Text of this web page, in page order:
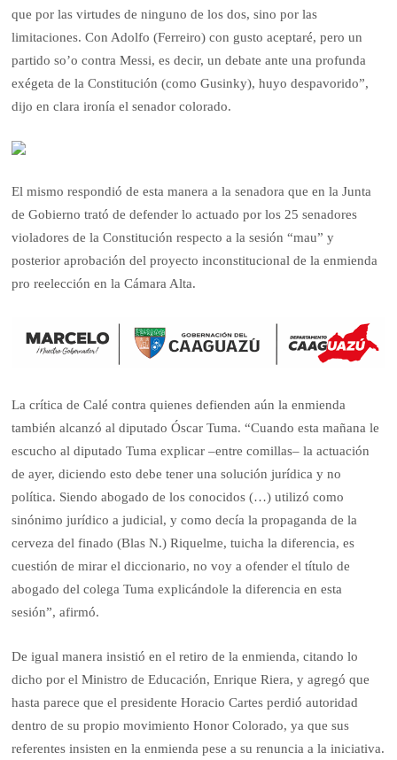
que por las virtudes de ninguno de los dos, sino por las
limitaciones. Con Adolfo (Ferreiro) con gusto aceptaré, pero un
partido so’o contra Messi, es decir, un debate ante una profunda
exégeta de la Constitución (como Gusinky), huyo despavorido”,
dijo en clara ironía el senador colorado.
El mismo respondió de esta manera a la senadora que en la Junta
de Gobierno trató de defender lo actuado por los 25 senadores
violadores de la Constitución respecto a la sesión “mau” y
posterior aprobación del proyecto inconstitucional de la enmienda
pro reelección en la Cámara Alta.
La crítica de Calé contra quienes defienden aún la enmienda
también alcanzó al diputado Óscar Tuma. “Cuando esta mañana le
escucho al diputado Tuma explicar –entre comillas– la actuación
de ayer, diciendo esto debe tener una solución jurídica y no
política. Siendo abogado de los conocidos (…) utilizó como
sinónimo jurídico a judicial, y como decía la propaganda de la
cerveza del finado (Blas N.) Riquelme, tuicha la diferencia, es
cuestión de mirar el diccionario, no voy a ofender el título de
abogado del colega Tuma explicándole la diferencia en esta
sesión”, afirmó.
De igual manera insistió en el retiro de la enmienda, citando lo
dicho por el Ministro de Educación, Enrique Riera, y agregó que
hasta parece que el presidente Horacio Cartes perdió autoridad
dentro de su propio movimiento Honor Colorado, ya que sus
referentes insisten en la enmienda pese a su renuncia a la iniciativa.